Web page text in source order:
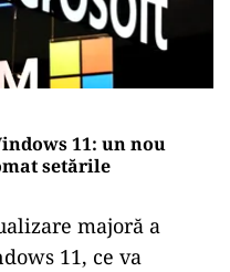
11: un nou
setările
majoră a
11, ce va